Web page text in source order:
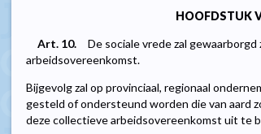
HOOFDSTUK
Art. 10.
De sociale vrede zal
arbeidsovereenkomst.
Bijgevolg zal op provinciaal, regionaal
gesteld of ondersteund worden die van aard
deze collectieve arbeidsovereenkomst uit te